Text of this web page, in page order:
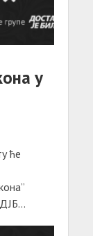
у
ће